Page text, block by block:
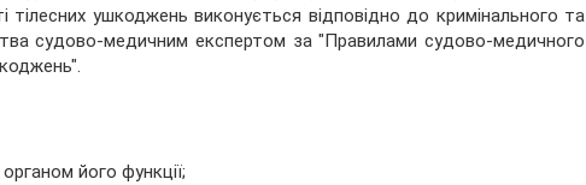
тілесних ушкоджень виконується відповідно до кримінального та
судово-медичним експертом за "Правилами судово-медичного
його функції;